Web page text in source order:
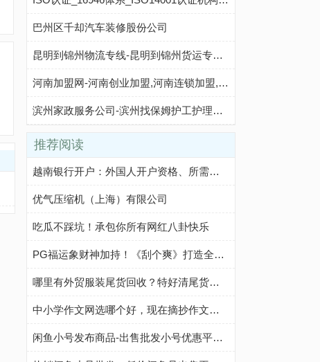
巴州区千却汽车装修股份公司
昆明到锦州物流专线-昆明到锦州货运专线-昆明至锦州物流公司-就发物流网
河南加盟网-河南创业加盟,河南连锁加盟,河南招商加盟,河南加盟好项目,河南创业项目网站
滨州家政服务公司-滨州找保姆护工护理养老服务中心
推荐阅读
越南银行开户：外国人开户资格、所需文件、开户步骤及注意事项
优气压缩机（上海）有限公司
吃瓜不踩坑！承包你所有网红八卦快乐
PG福运象财神加持！《刮个爽》打造全新休闲玩法
哪里有外贸服装尾货回收？特好清尾货网帮你轻松解决
中小学作文网选哪个好，现在摘抄作文我都在这个网站
闲鱼小号发布商品-出售批发小号优惠平台-咸鱼优质小号购买